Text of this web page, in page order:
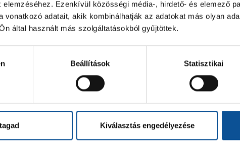
elemzéséhez. Ezenkívül közösségi média-, hirdető- és elemező
vonatkozó adatait, akik kombinálhatják az adatokat más olyan
által használt más szolgáltatásokból gyűjtöttek.
Beállítások Statisztikai
Kiválasztás engedélyezése